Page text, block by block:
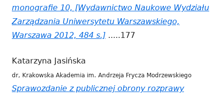
monografie 10, [Wydawnictwo Naukowe Wydziału
Zarządzania Uniwersytetu Warszawskiego,
Warszawa 2012, 484 s.] Strona
w
nowym
.....177
Katarzyna Jasińska
dr, Krakowska Akademia im. Andrzeja Frycza Modrzewskiego
Sprawozdanie z publicznej obrony rozprawy